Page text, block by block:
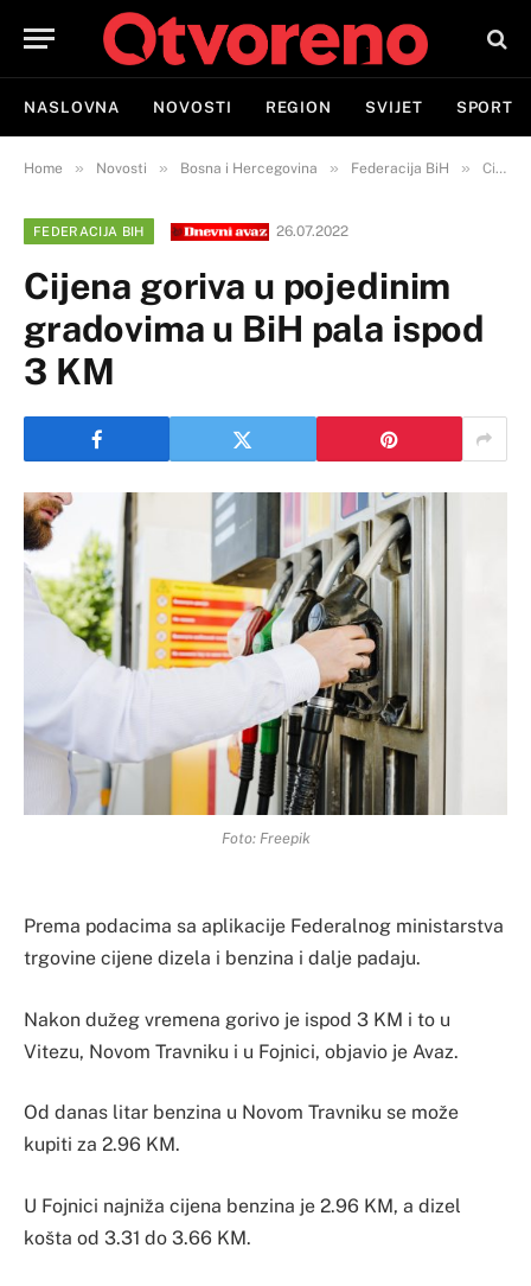
NASLOVNA NOVOSTI REGION SVIJET SPORT
Home » Novosti » Bosna i Hercegovina » Federacija BiH » Cijena goriva u pojedinim gradovima u BiH pala ispod 3 KM
FEDERACIJA BIH 26.07.2022
Cijena goriva u pojedinim
gradovima u BiH pala ispod
3 KM
Foto: Freepik
Prema podacima sa aplikacije Federalnog ministarstva
trgovine cijene dizela i benzina i dalje padaju.
Nakon dužeg vremena gorivo je ispod 3 KM i to u
Vitezu, Novom Travniku i u Fojnici, objavio je Avaz.
Od danas litar benzina u Novom Travniku se može
kupiti za 2.96 KM.
U Fojnici najniža cijena benzina je 2.96 KM, a dizel
košta od 3.31 do 3.66 KM.